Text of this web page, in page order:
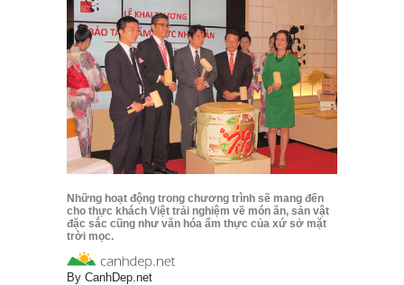
Những hoạt động trong chương trình sẽ mang đến
cho thực khách Việt trải nghiệm về món ăn, sản vật
đặc sắc cũng như văn hóa ẩm thực của xứ sở mặt
trời mọc.
By CanhDep.net